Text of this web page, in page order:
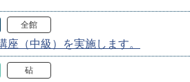
全館
座（中級）を実施します。
砧